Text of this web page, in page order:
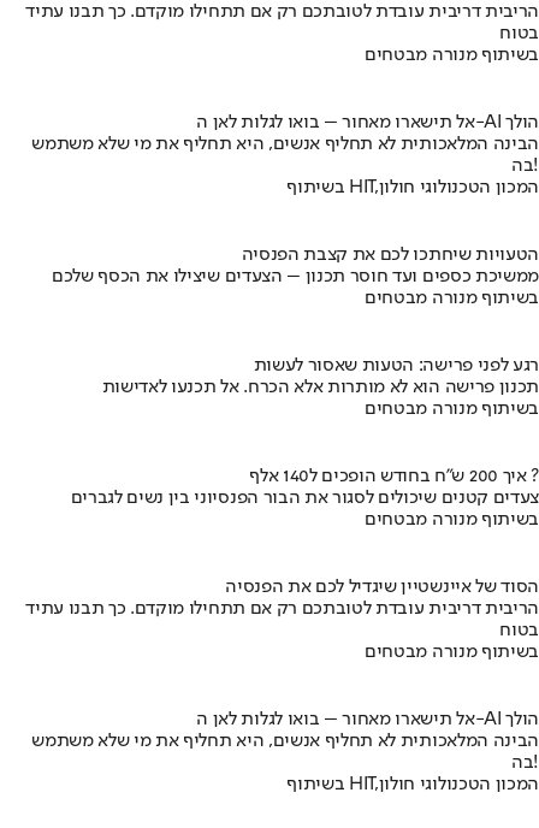
הריבית דריבית עובדת לטובתכם רק אם תתחילו מוקדם. כך תבנו עתיד
בטוח
בשיתוף מנורה מבטחים
אל תישארו מאחור – בואו לגלות לאן ה-AI הולך
הבינה המלאכותית לא תחליף אנשים, היא תחליף את מי שלא משתמש
בה!
בשיתוף HIT,המכון הטכנולוגי חולון
הטעויות שיחתכו לכם את קצבת הפנסיה
ממשיכת כספים ועד חוסר תכנון – הצעדים שיצילו את הכסף שלכם
בשיתוף מנורה מבטחים
רגע לפני פרישה: הטעות שאסור לעשות
תכנון פרישה הוא לא מותרות אלא הכרח. אל תכנעו לאדישות
בשיתוף מנורה מבטחים
איך 200 ש"ח בחודש הופכים ל140 אלף ?
צעדים קטנים שיכולים לסגור את הבור הפנסיוני בין נשים לגברים
בשיתוף מנורה מבטחים
הסוד של איינשטיין שיגדיל לכם את הפנסיה
הריבית דריבית עובדת לטובתכם רק אם תתחילו מוקדם. כך תבנו עתיד
בטוח
בשיתוף מנורה מבטחים
אל תישארו מאחור – בואו לגלות לאן ה-AI הולך
הבינה המלאכותית לא תחליף אנשים, היא תחליף את מי שלא משתמש
בה!
בשיתוף HIT,המכון הטכנולוגי חולון